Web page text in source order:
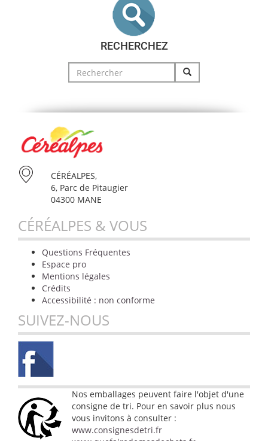
RECHERCHEZ
Search
for:
CÉRÉALPES,
6, Parc de Pitaugier
04300 MANE
CÉRÉALPES & VOUS
Questions Fréquentes
Espace pro
Mentions légales
Crédits
Accessibilité : non conforme
SUIVEZ-NOUS
Nos emballages peuvent faire l'objet d'une
consigne de tri. Pour en savoir plus nous
vous invitons à consulter :
www.consignesdetri.fr